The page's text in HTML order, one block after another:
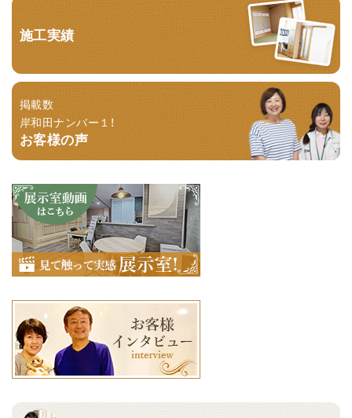
施工実績
掲載数
岸和田ナンバー１！
お客様の声